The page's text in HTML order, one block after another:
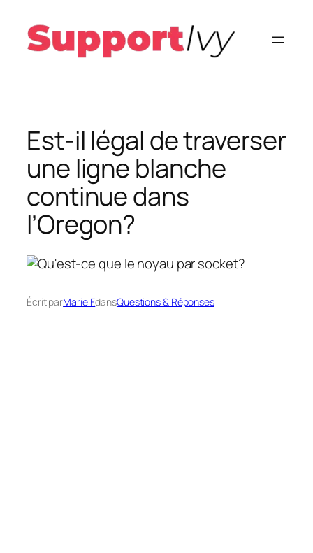
contenu
Est-il légal de traverser
une ligne blanche
continue dans
l’Oregon?
Écrit parMarie F.dansQuestions & Réponses